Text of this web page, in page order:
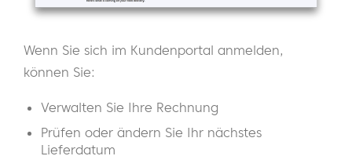
Wenn Sie sich im Kundenportal anmelden,
können Sie:
Verwalten Sie Ihre Rechnung
Prüfen oder ändern Sie Ihr nächstes
Lieferdatum